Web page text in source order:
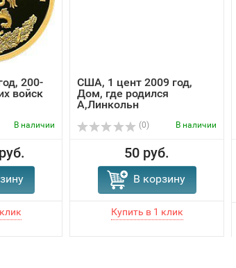
200-
войск
В наличии
США, 1 цент 2009 год,
Дом, где родился
А,Линкольн
(0) В наличии
50 руб.
В корзину